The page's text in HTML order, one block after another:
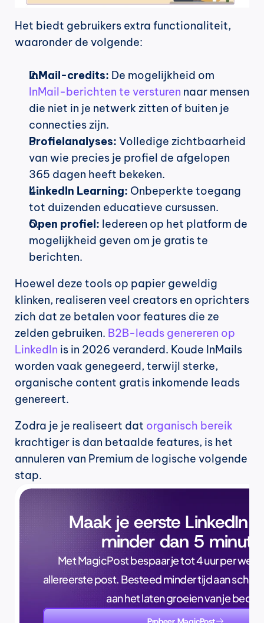
Het biedt gebruikers extra functionaliteit,
waaronder de volgende:
InMail-credits:
InMail-berichten te versturen naar mensen
die niet in je netwerk zitten of buiten je
connecties zijn.
Profielanalyses: Volledige zichtbaarheid
van wie precies je profiel de afgelopen
365 dagen heeft bekeken.
LinkedIn Learning: Onbeperkte toegang
tot duizenden educatieve cursussen.
Open profiel: Iedereen op het platform de
mogelijkheid geven om je gratis te
berichten.
Hoewel deze tools op papier geweldig
klinken, realiseren veel creators en oprichters
zich dat ze betalen voor features die ze
zelden gebruiken. B2B-leads genereren op
LinkedIn is in 2026 veranderd. Koude InMails
worden vaak genegeerd, terwijl sterke,
organische content gratis inkomende leads
genereert.
Zodra je je realiseert dat organisch bereik
krachtiger is dan betaalde features, is het
annuleren van Premium de logische volgende
stap.
Maak je eerste LinkedIn
minder dan 5
Met MagicPost bespaar je tot 4 uur per
allereerste post. Besteed minder tijd aan
aan het laten groeien van je